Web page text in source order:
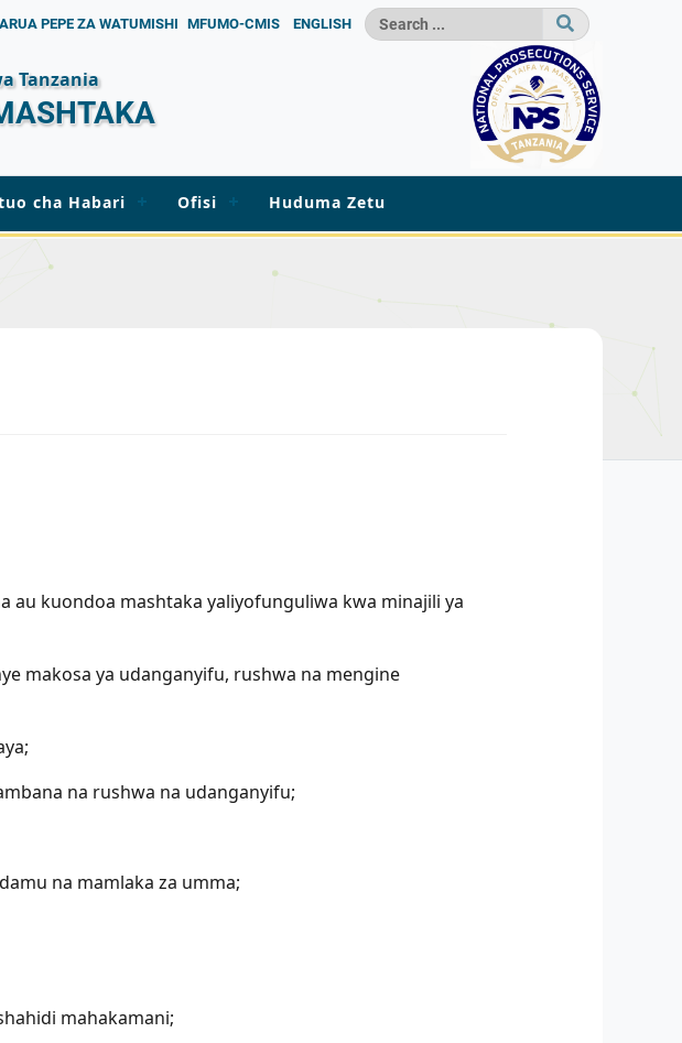
PEPE ZA WATUMISHI MFUMO-CMIS ENGLISH
Tanzania
cha Habari Ofisi Huduma Zetu
au kuondoa mashtaka yaliyofunguliwa kwa minajili ya
makosa ya udanganyifu, rushwa na mengine
na rushwa na udanganyifu;
na mamlaka za umma;
mahakamani;